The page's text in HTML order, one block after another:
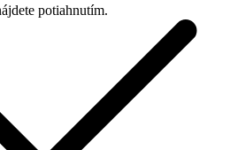
potiahnutím.